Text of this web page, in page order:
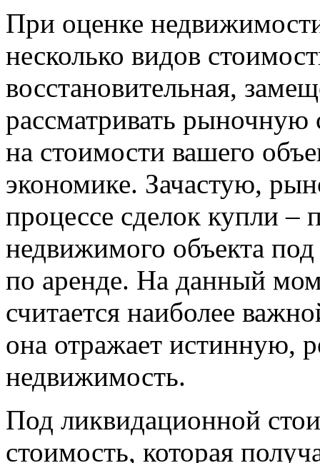
При оценке
несколько видов
восстановительная,
рассматривать рыночную
на стоимости вашего
экономике. Зачастую,
процессе сделок купли –
недвижимого объекта под
по аренде. На данный
считается наиболее
она отражает истинную,
недвижимость.
Под ликвидационной
стоимость, которая